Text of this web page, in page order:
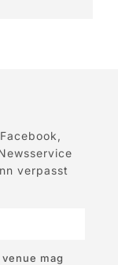
verpasst
mag